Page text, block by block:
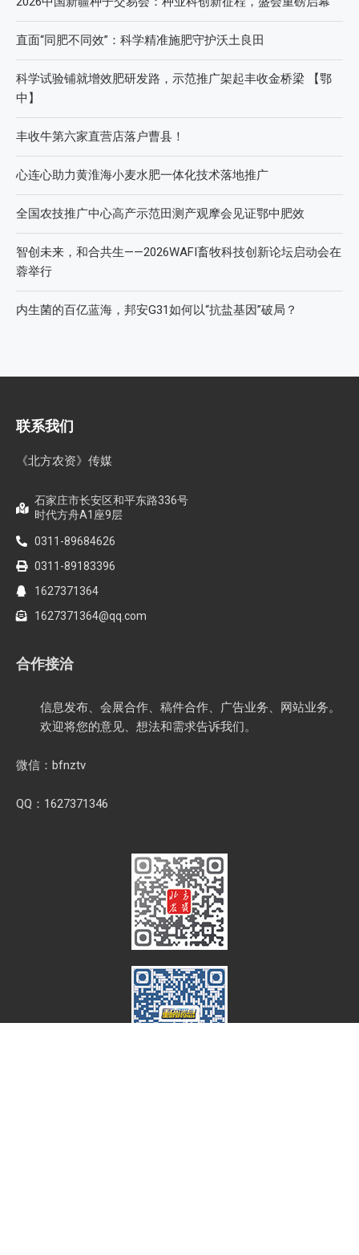
直面“同肥不同效”：科学精准施肥守护沃土良田
科学试验铺就增效肥研发路，示范推广架起丰收金桥梁 【鄂
中】
丰收牛第六家直营店落户曹县！
心连心助力黄淮海小麦水肥一体化技术落地推广
全国农技推广中心高产示范田测产观摩会见证鄂中肥效
智创未来，和合共生——2026WAFI畜牧科技创新论坛启动会在
蓉举行
内生菌的百亿蓝海，邦安G31如何以“抗盐基因”破局？
联系我们
《北方农资》传媒
石家庄市长安区和平东路336号
时代方舟A1座9层
0311-89684626
0311-89183396
1627371364
1627371364@qq.com
合作接洽
信息发布、会展合作、稿件合作、广告业务、网站业务。
欢迎将您的意见、想法和需求告诉我们。
微信：bfnztv
QQ：1627371346